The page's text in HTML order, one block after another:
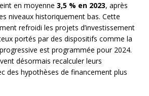
en moyenne 3,5 % en 2023, après
niveaux historiquement bas. Cette
refroidi les projets d’investissement
portés par des dispositifs comme la
est programmée pour 2024.
désormais recalculer leurs
des hypothèses de financement plus